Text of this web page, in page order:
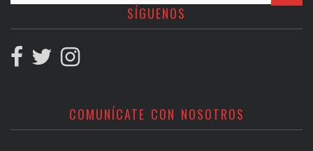
SÍGUENOS
COMUNÍCATE CON NOSOTROS